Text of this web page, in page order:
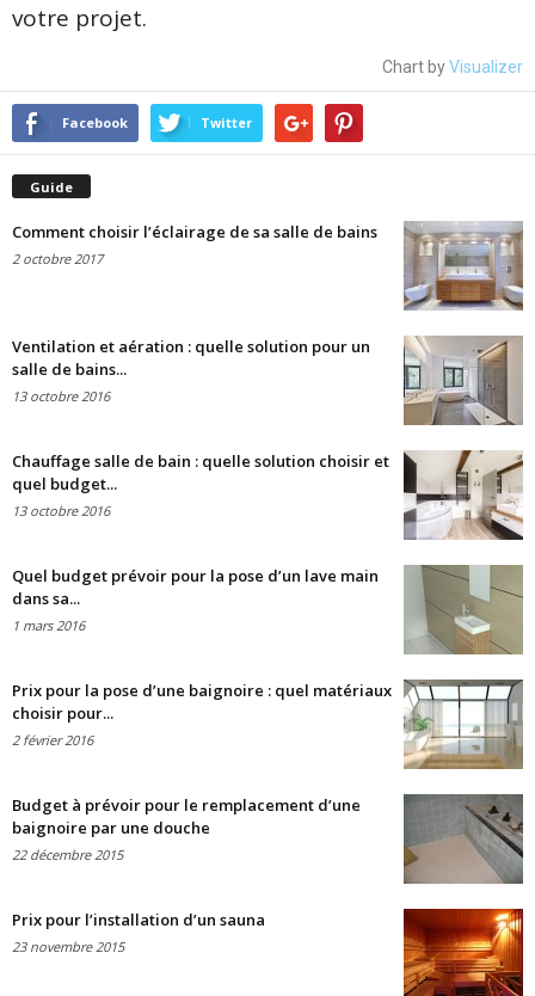
votre projet.
Chart byVisualizer
Facebook Twitter
Guide
Comment choisir l’éclairage de sa salle de bains
2 octobre 2017
Ventilation et aération : quelle solution pour un
salle de bains...
13 octobre 2016
Chauffage salle de bain : quelle solution choisir et
quel budget...
13 octobre 2016
Quel budget prévoir pour la pose d’un lave main
dans sa...
1 mars 2016
Prix pour la pose d’une baignoire : quel matériaux
choisir pour...
2 février 2016
Budget à prévoir pour le remplacement d’une
baignoire par une douche
22 décembre 2015
Prix pour l’installation d’un sauna
23 novembre 2015